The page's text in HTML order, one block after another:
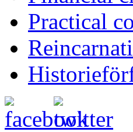
Practical